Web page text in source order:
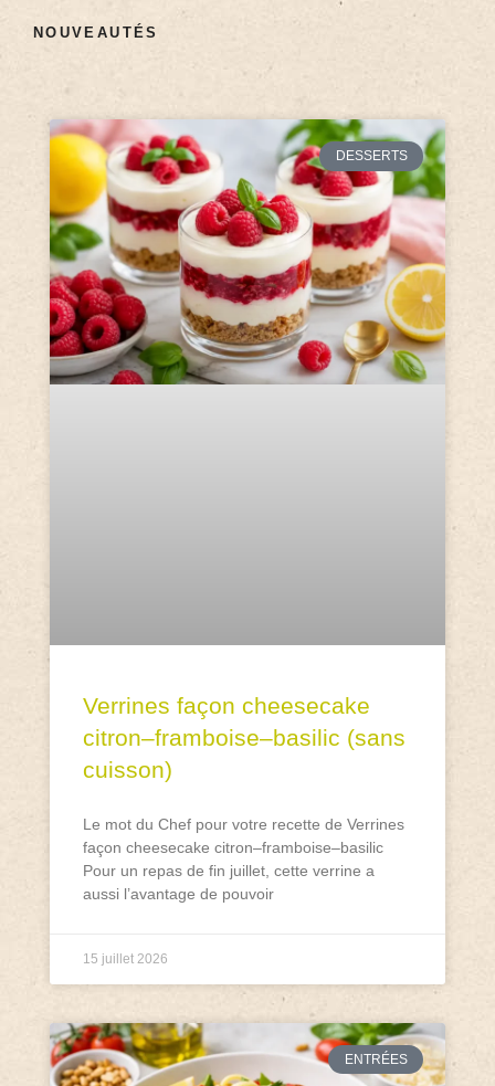
NOUVEAUTÉS
DESSERTS
Verrines façon cheesecake
citron–framboise–basilic (sans
cuisson)
Le mot du Chef pour votre recette de Verrines
façon cheesecake citron–framboise–basilic
Pour un repas de fin juillet, cette verrine a
aussi l’avantage de pouvoir
15 juillet 2026
ENTRÉES